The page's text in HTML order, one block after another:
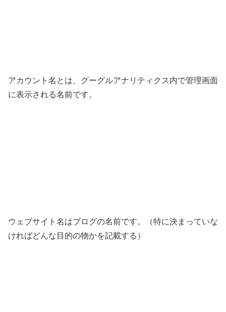
アカウント名とは、グーグルアナリティクス内で管理画面
に表示される名前です。
ウェブサイト名はブログの名前です。（特に決まっていな
ければどんな目的の物かを記載する）